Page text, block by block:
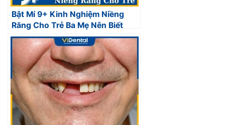
Bật Mí 9+ Kinh Nghiệm Niềng
Răng Cho Trẻ Ba Mẹ Nên Biết